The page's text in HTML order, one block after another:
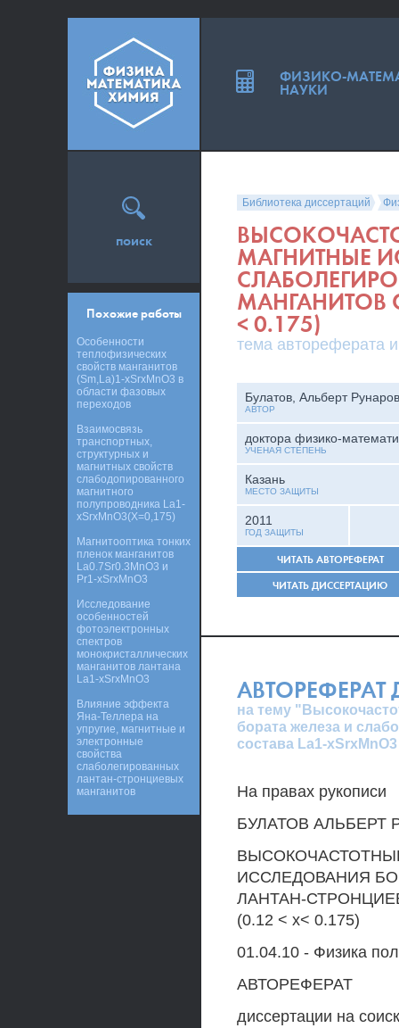
Библиотека диссертаций
МАГНИТНЫЕ
МАНГАНИТОВ
< 0.175)
тема автореферата
Булатов, Альберт
АВТОР
доктора физико-
УЧЕНАЯ СТЕПЕНЬ
Казань
МЕСТО ЗАЩИТЫ
2011
ГОД ЗАЩИТЫ
ЧИТАТЬ АВТОРЕФЕРАТ
ЧИТАТЬ ДИССЕРТАЦИЮ
АВТОРЕФЕРАТ
на тему
бората железа и
состава La1-
На правах рукописи
БУЛАТОВ АЛЬБЕРТ
ИССЛЕДОВАНИЯ
ЛАНТАН-
(0.12 < х< 0.175)
01.04.10 - Физика
АВТОРЕФЕРАТ
диссертации на
поиск
Похожие работы
Особенности
теплофизических
свойств манганитов
(Sm,La)1-xSrxMnO3 в
области фазовых
переходов
Взаимосвязь
транспортных,
структурных и
магнитных свойств
слабодопированного
магнитного
полупроводника La1-
xSrxMnO3(X=0,175)
Магнитооптика тонких
пленок манганитов
La0.7Sr0.3MnO3 и
Pr1-xSrxMnO3
Исследование
особенностей
фотоэлектронных
спектров
монокристаллических
манганитов лантана
La1-xSrxMnO3
Влияние эффекта
Яна-Теллера на
упругие, магнитные и
электронные
свойства
слаболегированных
лантан-стронциевых
манганитов
ФИЗИКО-
НАУКИ